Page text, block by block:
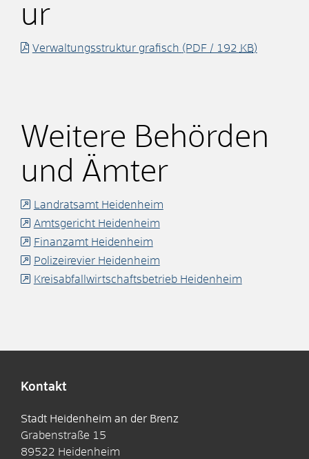
ur
Verwaltungsstruktur grafisch (PDF / 192 KB)
Weitere Behörden
und Ämter
Landratsamt Heidenheim
Amtsgericht Heidenheim
Finanzamt Heidenheim
Polizeirevier Heidenheim
Kreisabfallwirtschaftsbetrieb Heidenheim
Kontakt
Stadt Heidenheim an der Brenz
Grabenstraße 15
89522 Heidenheim